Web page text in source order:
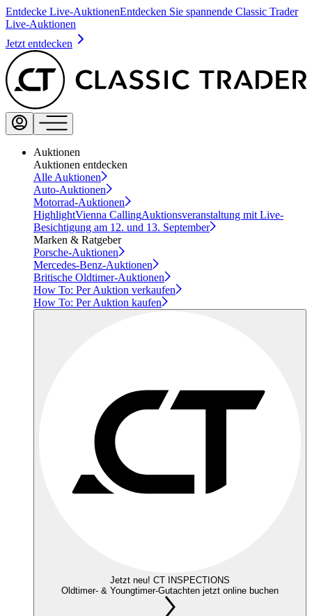
Entdecke Live-AuktionenEntdecken Sie spannende Classic Trader
Live-Auktionen
Jetzt entdecken
Auktionen
Auktionen entdecken
Alle Auktionen
Auto-Auktionen
Motorrad-Auktionen
HighlightVienna CallingAuktionsveranstaltung mit Live-
Besichtigung am 12. und 13. September
Marken & Ratgeber
Porsche-Auktionen
Mercedes-Benz-Auktionen
Britische Oldtimer-Auktionen
How To: Per Auktion verkaufen
How To: Per Auktion kaufen
Jetzt neu! CT INSPECTIONS
Oldtimer- & Youngtimer-Gutachten jetzt online buchen